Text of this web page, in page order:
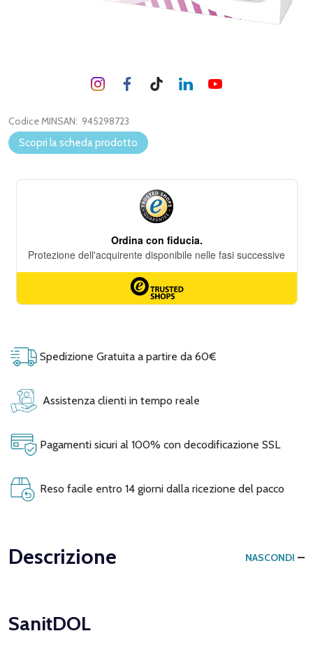
Codice MINSAN: 945298723
Scopri la scheda prodotto
Spedizione Gratuita a partire da 60€
Assistenza clienti in tempo reale
Pagamenti sicuri al 100% con decodificazione SSL
Reso facile entro 14 giorni dalla ricezione del pacco
Descrizione NASCONDI
SanitDOL